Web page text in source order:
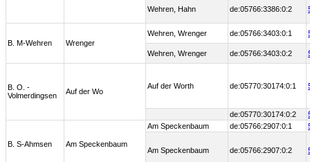
Wehren, Hahn de:05766:3386:0:2
B. M-Wehren Wrenger
Wehren, Wrenger de:05766:3403:0:1
Wehren, Wrenger de:05766:3403:0:2
B. O. -
Volmerdingsen
Auf der Wo
Auf der Worth de:05770:30174:0:1
de:05770:30174:0:2
B. S-Ahmsen Am Speckenbaum
Am Speckenbaum de:05766:2907:0:1
Am Speckenbaum de:05766:2907:0:2